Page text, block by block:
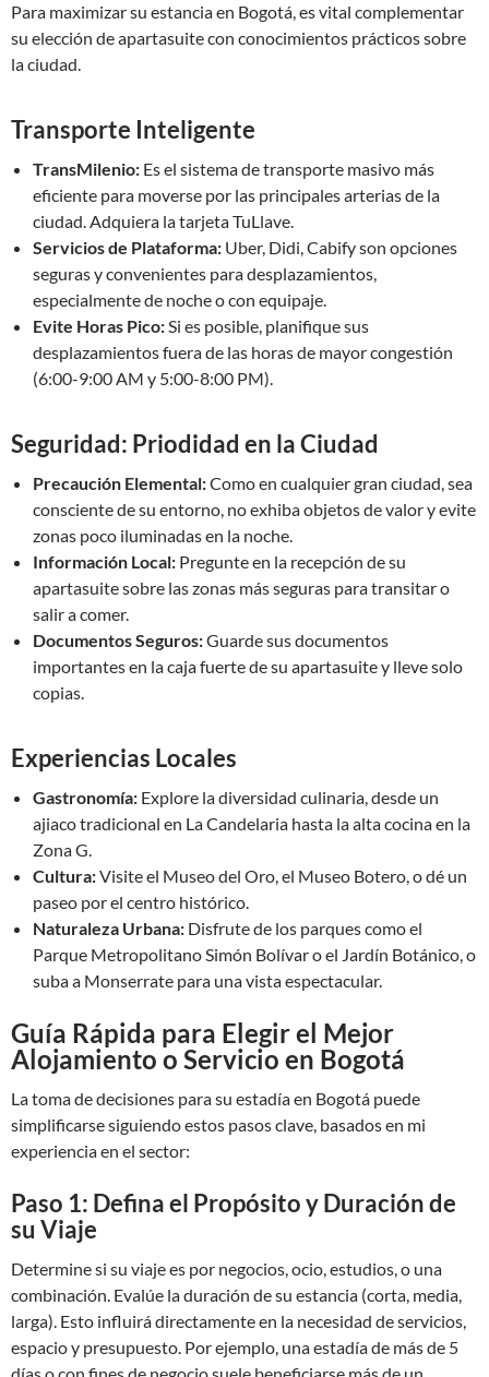
Para maximizar su estancia en Bogotá, es vital complementar
su elección de apartasuite con conocimientos prácticos sobre
la ciudad.
Transporte Inteligente
TransMilenio: Es el sistema de transporte masivo más
eficiente para moverse por las principales arterias de la
ciudad. Adquiera la tarjeta TuLlave.
Servicios de Plataforma: Uber, Didi, Cabify son opciones
seguras y convenientes para desplazamientos,
especialmente de noche o con equipaje.
Evite Horas Pico:Si es posible, planifique sus
desplazamientos fuera de las horas de mayor congestión
(6:00-9:00 AM y 5:00-8:00 PM).
Seguridad: Priodidad en la Ciudad
Precaución Elemental:Como en cualquier gran ciudad, sea
consciente de su entorno, no exhiba objetos de valor y evite
zonas poco iluminadas en la noche.
Información Local: Pregunte en la recepción de su
apartasuite sobre las zonas más seguras para transitar o
salir a comer.
Documentos Seguros:Guarde sus documentos
importantes en la caja fuerte de su apartasuite y lleve solo
copias.
Experiencias Locales
Gastronomía: Explore la diversidad culinaria, desde un
ajiaco tradicional en La Candelaria hasta la alta cocina en la
Zona G.
Cultura:Visite el Museo del Oro, el Museo Botero, o dé un
paseo por el centro histórico.
Naturaleza Urbana: Disfrute de los parques como el
Parque Metropolitano Simón Bolívar o el Jardín Botánico, o
suba a Monserrate para una vista espectacular.
Guía Rápida para Elegir el Mejor
Alojamiento o Servicio en Bogotá
La toma de decisiones para su estadía en Bogotá puede
simplificarse siguiendo estos pasos clave, basados en mi
experiencia en el sector:
Paso 1: Defina el Propósito y Duración de
su Viaje
Determine si su viaje es por negocios, ocio, estudios, o una
combinación. Evalúe la duración de su estancia (corta, media,
larga). Esto influirá directamente en la necesidad de servicios,
espacio y presupuesto. Por ejemplo, una estadía de más de 5